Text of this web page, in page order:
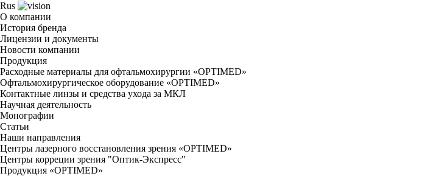
Rus
О компании
История бренда
Лицензии и документы
Новости компании
Продукция
Расходные материалы для офтальмохирургии «OPTIMED»
Офтальмохирургическое оборудование «OPTIMED»
Контактные линзы и средства ухода за МКЛ
Научная деятельность
Монографии
Статьи
Наши направления
Центры лазерного восстановления зрения «OPTIMED»
Центры корреции зрения "Оптик-Экспресс"
Продукция «OPTIMED»